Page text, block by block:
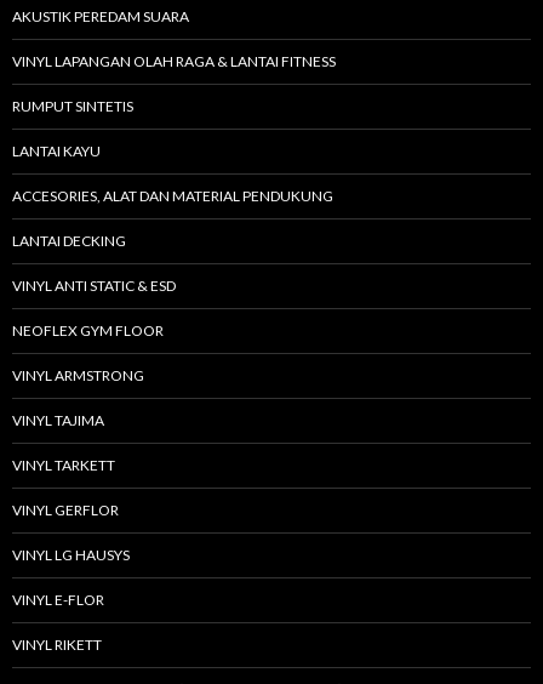
AKUSTIK PEREDAM SUARA
VINYL LAPANGAN OLAH RAGA & LANTAI FITNESS
RUMPUT SINTETIS
LANTAI KAYU
ACCESORIES, ALAT DAN MATERIAL PENDUKUNG
LANTAI DECKING
VINYL ANTI STATIC & ESD
NEOFLEX GYM FLOOR
VINYL ARMSTRONG
VINYL TAJIMA
VINYL TARKETT
VINYL GERFLOR
VINYL LG HAUSYS
VINYL E-FLOR
VINYL RIKETT